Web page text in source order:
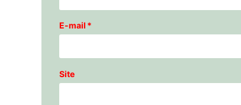
E-mail *
Site